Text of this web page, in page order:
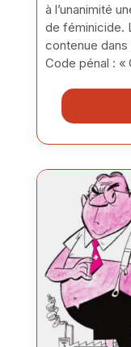
à l’unanimité
de féminicide.
contenue dans
Code pénal : «